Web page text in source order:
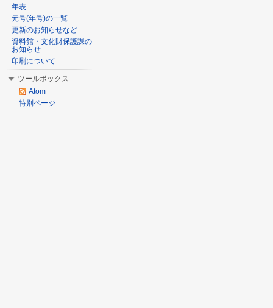
年表
元号(年号)の一覧
更新のお知らせなど
資料館・文化財保護課の
お知らせ
印刷について
ツールボックス
Atom
特別ページ